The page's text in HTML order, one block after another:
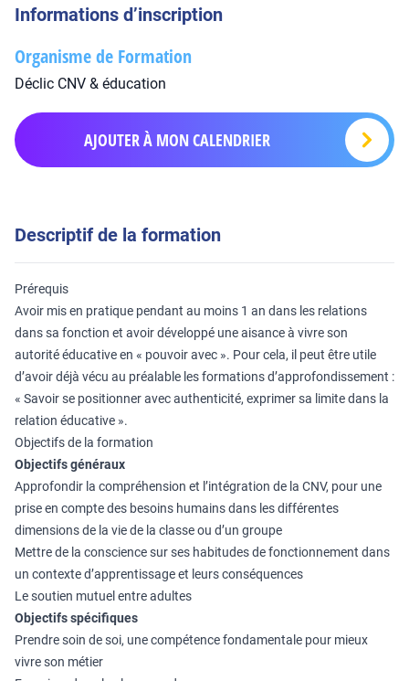
Informations d’inscription
Organisme de Formation
Déclic CNV & éducation
AJOUTER À MON CALENDRIER
Descriptif de la formation
Prérequis
Avoir mis en pratique pendant au moins 1 an dans les relations
dans sa fonction et avoir développé une aisance à vivre son
autorité éducative en « pouvoir avec ». Pour cela, il peut être utile
d’avoir déjà vécu au préalable les formations d’approfondissement :
« Savoir se positionner avec authenticité, exprimer sa limite dans la
relation éducative ».
Objectifs de la formation
Objectifs généraux
Approfondir la compréhension et l’intégration de la CNV, pour une
prise en compte des besoins humains dans les différentes
dimensions de la vie de la classe ou d’un groupe
Mettre de la conscience sur ses habitudes de fonctionnement dans
un contexte d’apprentissage et leurs conséquences
Le soutien mutuel entre adultes
Objectifs spécifiques
Prendre soin de soi, une compétence fondamentale pour mieux
vivre son métier